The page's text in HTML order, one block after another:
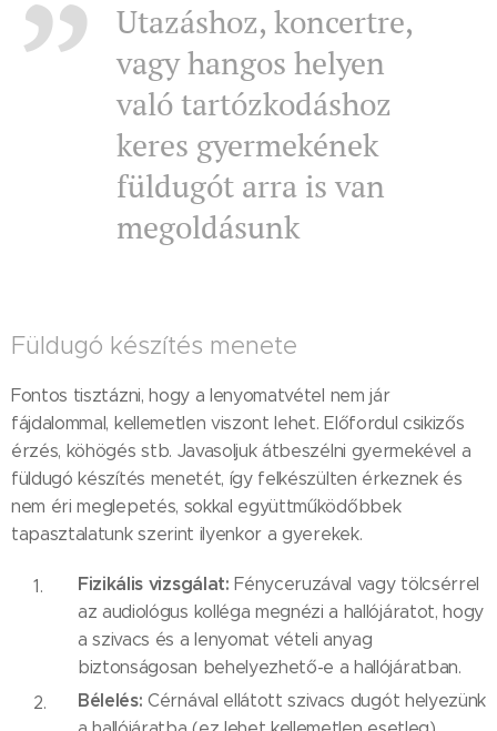
Utazáshoz, koncertre,
vagy hangos helyen
való tartózkodáshoz
keres gyermekének
füldugót arra is van
megoldásunk
Füldugó készítés menete
Fontos tisztázni, hogy a lenyomatvétel nem jár
fájdalommal, kellemetlen viszont lehet. Előfordul csikizős
érzés, köhögés stb. Javasoljuk átbeszélni gyermekével a
füldugó készítés menetét, így felkészülten érkeznek és
nem éri meglepetés, sokkal együttműködőbbek
tapasztalatunk szerint ilyenkor a gyerekek.
Fizikális vizsgálat: Fényceruzával vagy tölcsérrel
az audiológus kolléga megnézi a hallójáratot, hogy
a szivacs és a lenyomat vételi anyag
biztonságosan behelyezhető-e a hallójáratban.
Bélelés:Cérnával ellátott szivacs dugót helyezünk